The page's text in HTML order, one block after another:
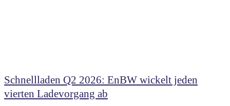
Schnellladen Q2 2026: EnBW wickelt jeden
vierten Ladevorgang ab